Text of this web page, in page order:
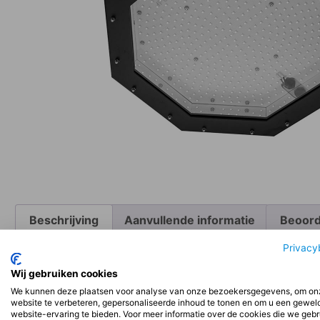
Wij gebruiken cookies
We kunnen deze plaatsen voor analyse van onze bezoekersgegevens, om
website te verbeteren, gepersonaliseerde inhoud te tonen en om u een
website-ervaring te bieden. Voor meer informatie over de cookies die we
Beschrijving Aanvullende informatie
Beschrijving
Installatie: